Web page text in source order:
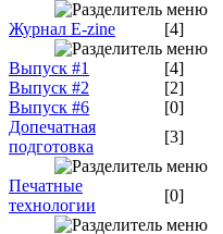
Журнал E-zine [4]
Выпуск #1
[4]
Выпуск #2
[2]
Выпуск #6
[0]
Допечатная
подготовка
[3]
Печатные
технологии
[0]